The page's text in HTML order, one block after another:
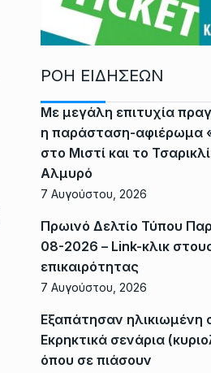
ΡΟΗ ΕΙΔΗΣΕΩΝ
Με μεγάλη επιτυχία
η παράσταση-αφιέρωμα
στο Μιστί και το
Αλμυρό
7 Αυγούστου, 2026
Πρωινό Δελτίο Τύπου
08-2026 – Link-κλικ
επικαιρότητας
7 Αυγούστου, 2026
Εξαπάτησαν ηλικιωμένη
Εκρηκτικά σενάρια
όπου σε πιάσουν